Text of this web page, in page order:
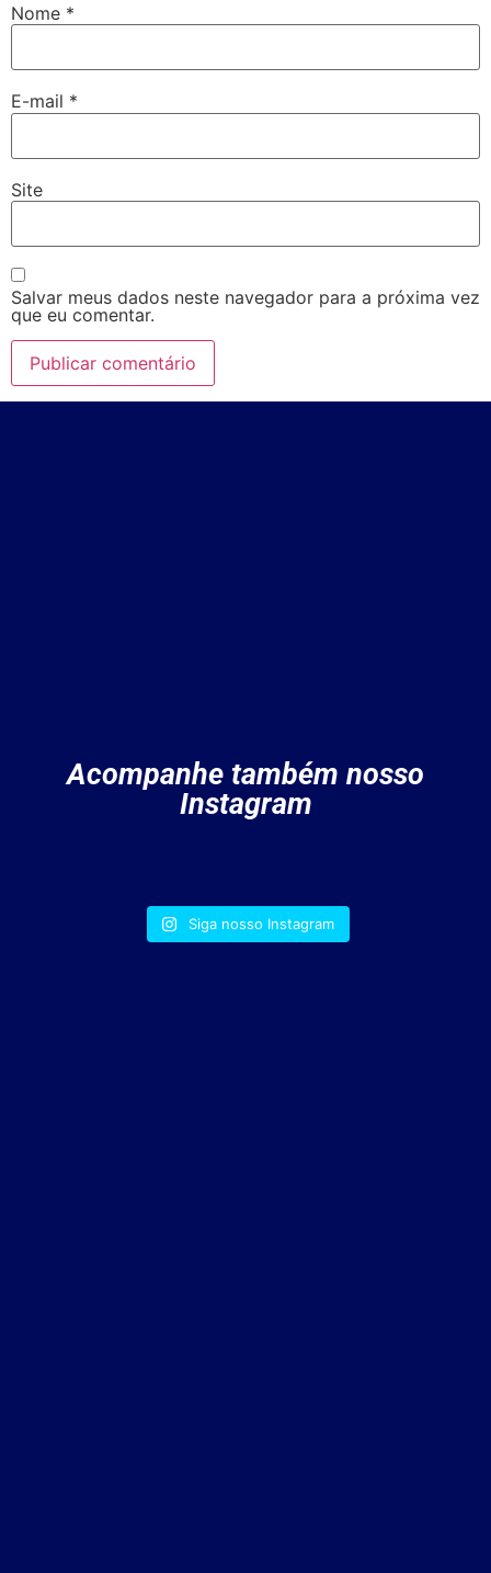
Nome *
E-mail *
Site
Salvar meus dados neste navegador para a próxima vez
que eu comentar.
Acompanhe também nosso
Instagram
Siga nosso Instagram